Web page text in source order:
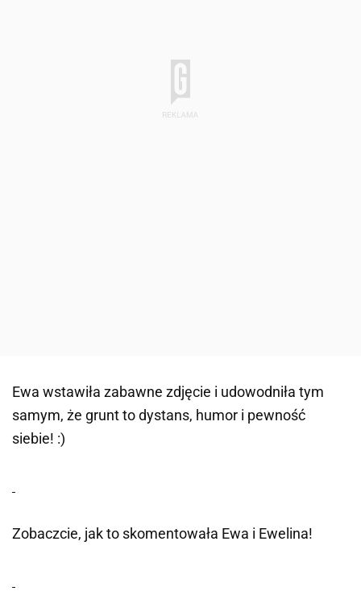
Ewa wstawiła zabawne zdjęcie i udowodniła tym
samym, że grunt to dystans, humor i pewność
siebie! :)
Zobaczcie, jak to skomentowała Ewa i Ewelina!